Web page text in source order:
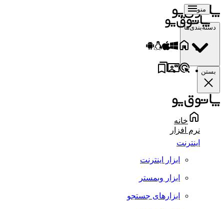
منو
دسته‌بندی‌ها
بستن
خانه
نرم افزار
اینترنت
ابزار اینترنت
ابزار وبمستر
ابزارهای جستجو